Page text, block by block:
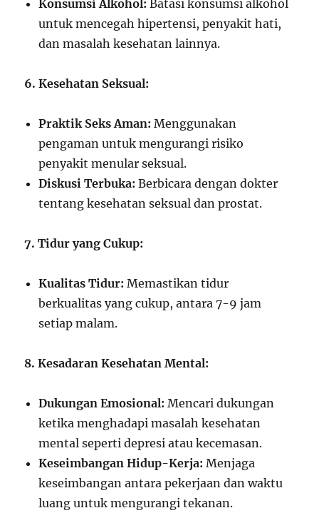
Konsumsi Alkohol: Batasi konsumsi alkohol
untuk mencegah hipertensi, penyakit hati,
dan masalah kesehatan lainnya.
6. Kesehatan Seksual:
Praktik Seks Aman: Menggunakan
pengaman untuk mengurangi risiko
penyakit menular seksual.
Diskusi Terbuka: Berbicara dengan dokter
tentang kesehatan seksual dan prostat.
7. Tidur yang Cukup:
Kualitas Tidur: Memastikan tidur
berkualitas yang cukup, antara 7-9 jam
setiap malam.
8. Kesadaran Kesehatan Mental:
Dukungan Emosional: Mencari dukungan
ketika menghadapi masalah kesehatan
mental seperti depresi atau kecemasan.
Keseimbangan Hidup-Kerja: Menjaga
keseimbangan antara pekerjaan dan waktu
luang untuk mengurangi tekanan.